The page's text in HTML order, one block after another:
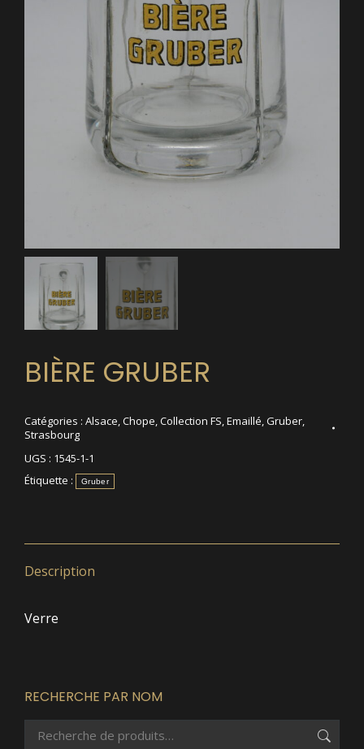
BIÈRE GRUBER
Catégories : Alsace Chope Collection FS Emaillé Gruber
Strasbourg
UGS : 1545-1-1
Étiquette :
Gruber
Description
Verre
RECHERCHE PAR NOM